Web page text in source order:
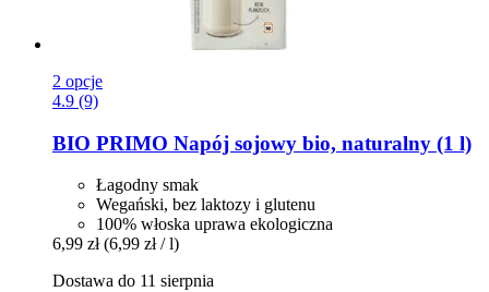
2 opcje
4.9 (9)
BIO PRIMO Napój sojowy bio, naturalny (1 l)
Łagodny smak
Wegański, bez laktozy i glutenu
100% włoska uprawa ekologiczna
6,99 zł (6,99 zł / l)
Dostawa do 11 sierpnia